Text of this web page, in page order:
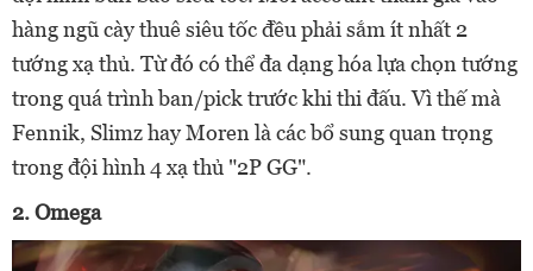
hàng ngũ cày thuê siêu tốc đều phải sắm ít nhất 2
tướng xạ thủ. Từ đó có thể đa dạng hóa lựa chọn tướng
trong quá trình ban/pick trước khi thi đấu. Vì thế mà
Fennik, Slimz hay Moren là các bổ sung quan trọng
trong đội hình 4 xạ thủ "2P GG".
2. Omega